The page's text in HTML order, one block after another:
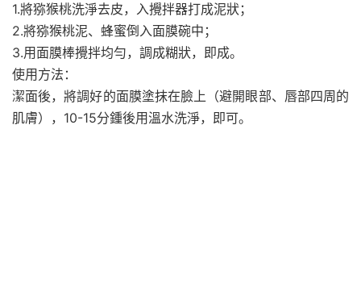
1.將猕猴桃洗淨去皮，入攪拌器打成泥狀；
2.將猕猴桃泥、蜂蜜倒入面膜碗中；
3.用面膜棒攪拌均勻，調成糊狀，即成。
使用方法：
潔面後，將調好的面膜塗抹在臉上（避開眼部、唇部四周的
肌膚），10-15分鍾後用溫水洗淨，即可。